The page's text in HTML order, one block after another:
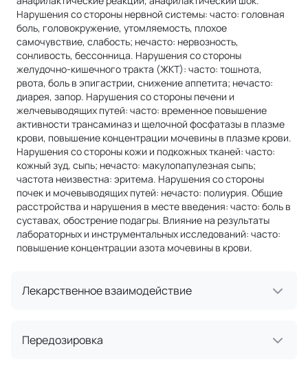
Нарушения со стороны нервной системы: часто: головная
боль, головокружение, утомляемость, плохое
самочувствие, слабость; нечасто: нервозность,
сонливость, бессонница. Нарушения со стороны
желудочно-кишечного тракта (ЖКТ): часто: тошнота,
рвота, боль в эпигастрии, снижение аппетита; нечасто:
диарея, запор. Нарушения со стороны печени и
желчевыводящих путей: часто: временное повышение
активности трансаминаз и щелочной фосфатазы в плазме
крови, повышение концентрации мочевины в плазме крови.
Нарушения со стороны кожи и подкожных тканей: часто:
кожный зуд, сыпь; нечасто: макулопапулезная сыпь;
частота неизвестна: эритема. Нарушения со стороны
почек и мочевыводящих путей: нечасто: полиурия. Общие
расстройства и нарушения в месте введения: часто: боль в
суставах, обострение подагры. Влияние на результаты
лабораторных и инструментальных исследований: часто:
повышение концентрации азота мочевины в крови.
Лекарственное взаимодействие
Передозировка